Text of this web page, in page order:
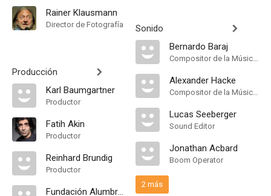
Rainer Klausmann
Director de Fotografía
Producción
Karl Baumgartner
Productor
Fatih Akin
Productor
Reinhard Brundig
Productor
Fundación Alumbrar
Sonido
Bernardo Baraj
Compositor de la Música Original
Alexander Hacke
Compositor de la Música Original
Lucas Seeberger
Sound Editor
Jonathan Acbard
Boom Operator
2 más